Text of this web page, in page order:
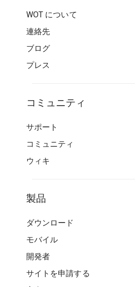
WOT について
連絡先
ブログ
プレス
コミュニティ
サポート
コミュニティ
ウィキ
製品
ダウンロード
モバイル
開発者
サイトを申請する